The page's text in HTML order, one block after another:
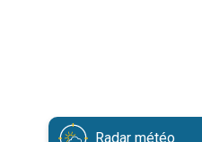
Radar météo